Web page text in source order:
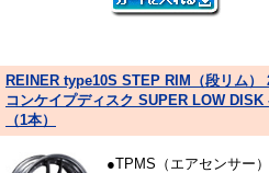
REINER type10S STEP RIM（段リム
コンケイプディスク SUPER LOW
（1本）
●TPMS（エアセンサー